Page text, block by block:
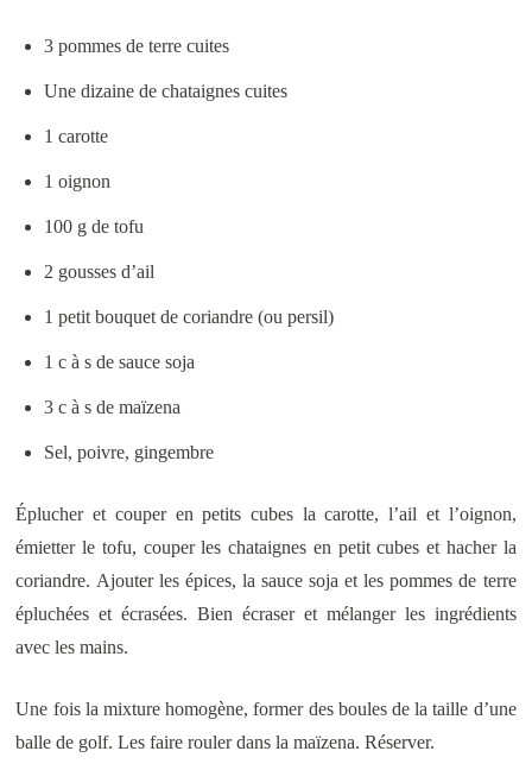
3 pommes de terre cuites
Une dizaine de chataignes cuites
1 carotte
1 oignon
100 g de tofu
2 gousses d’ail
1 petit bouquet de coriandre (ou persil)
1 c à s de sauce soja
3 c à s de maïzena
Sel, poivre, gingembre
Éplucher et couper en petits cubes la carotte, l’ail et l’oignon,
émietter le tofu, couper les chataignes en petit cubes et hacher la
coriandre. Ajouter les épices, la sauce soja et les pommes de terre
épluchées et écrasées. Bien écraser et mélanger les ingrédients
avec les mains.
Une fois la mixture homogène, former des boules de la taille d’une
balle de golf. Les faire rouler dans la maïzena. Réserver.